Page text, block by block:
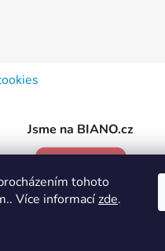
tohoto
Více informacízde.
Jsme na BIANO.cz